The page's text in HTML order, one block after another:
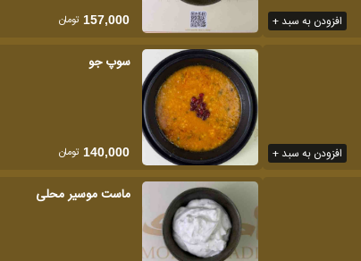
افزودن به سبد + 157,000 تومان
افزودن به سبد +
سوپ جو
140,000 تومان
ماست موسیر محلی